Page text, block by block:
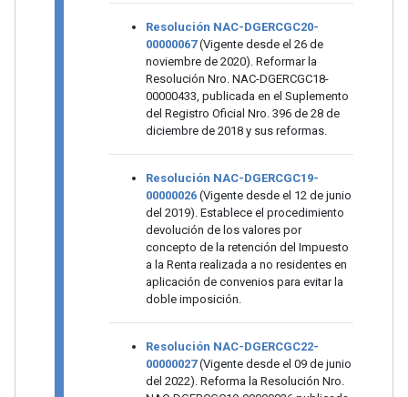
Resolución NAC-DGERCGC20-
00000067(Vigente desde el 26 de
noviembre de 2020). Reformar la
Resolución Nro. NAC-DGERCGC18-
00000433, publicada en el Suplemento
del Registro Oficial Nro. 396 de 28 de
diciembre de 2018 y sus reformas.
Resolución NAC-DGERCGC19-
00000026(Vigente desde el 12 de junio
del 2019). Establece el procedimiento
devolución de los valores por
concepto de la retención del Impuesto
a la Renta realizada a no residentes en
aplicación de convenios para evitar la
doble imposición.
Resolución NAC-DGERCGC22-
00000027(Vigente desde el 09 de junio
del 2022). Reforma la Resolución Nro.